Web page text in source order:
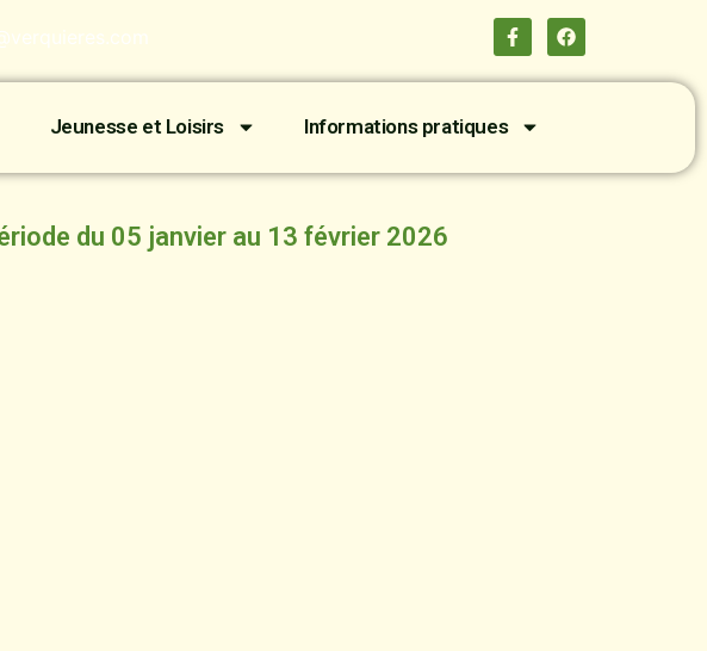
Jeunesse et Loisirs Informations pratiques
du 05 janvier au 13 février 2026